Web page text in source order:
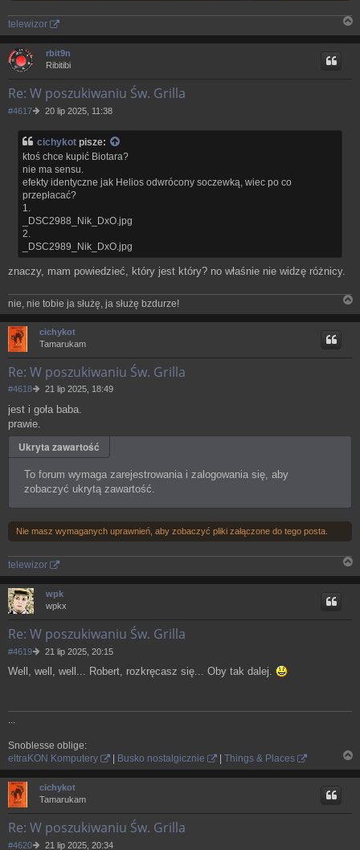
telewizor
a
rbit9n
Ribitibi
Re: W poszukiwaniu Św. Grilla
#4617
P
t
20 lip 2025, 11:38
cichykot pisze:
ktoś chce kupić Biotara?
nie ma sensu.
efekty identyczne jak Helios odwrócony soczewką, wiec po co
przepłacać?
1.
_DSC2988_Nik_DxO.jpg
2.
_DSC2989_Nik_DxO.jpg
znaczy, mam powiedzieć, który jest który? no właśnie nie widzę różnicy.
nie, nie tobie ja służę, ja służę bzdurze!
a
r
cichykot
Tamarukam
Re: W poszukiwaniu Św. Grilla
#4618
P
s
21 lip 2025, 18:49
jest i goła baba.
prawie.
Ukryta zawartość
To forum wymaga zarejestrowania i zalogowania się, aby
zobaczyć ukrytą zawartość.
Nie masz wymaganych uprawnień, aby zobaczyć pliki załączone do tego posta.
telewizor
a
wpk
wpkx
Re: W poszukiwaniu Św. Grilla
#4619
P
s
21 lip 2025, 20:15
Well, well, well... Robert, rozkręcasz się... Oby tak dalej.
...
Snoblesse oblige:
eltraKON Komputery
Busko nostalgicznie Things & Places
a
cichykot
Tamarukam
Re: W poszukiwaniu Św. Grilla
#4620 P21 lip 2025, 20:34